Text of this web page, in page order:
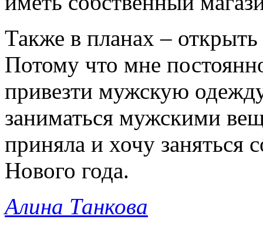
Также в планах –
Потому что мне
привезти мужскую
заниматься мужскими
приняла и хочу заняться
Нового года.
Алина Танкова